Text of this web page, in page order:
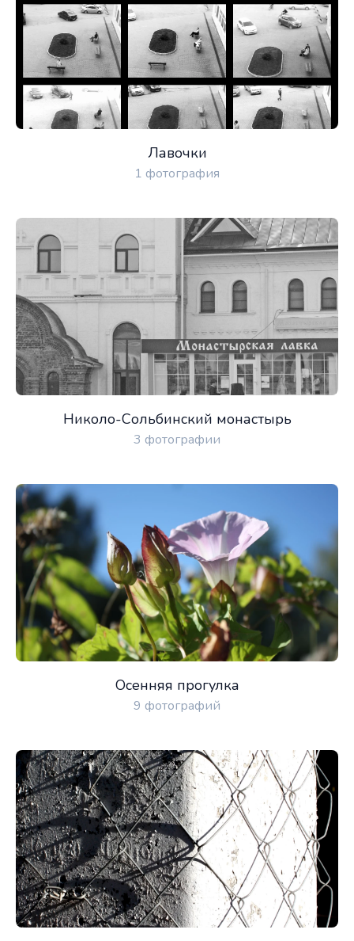
Лавочки
1 фотография
Николо-Сольбинский монастырь
3 фотографии
Осенняя прогулка
9 фотографий